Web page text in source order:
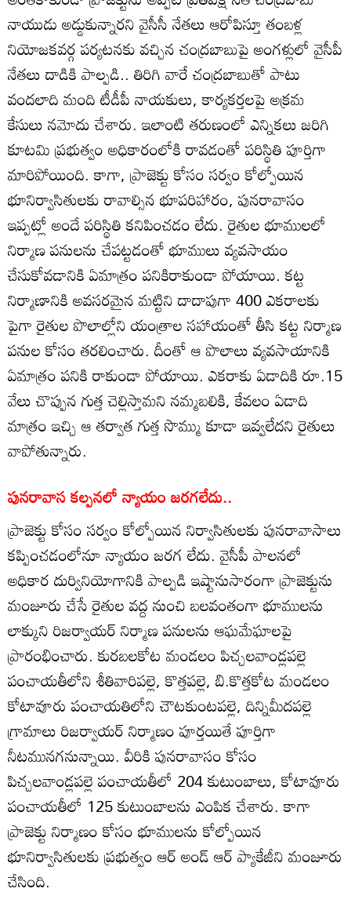
నాయుడు అడ్డుకున్నారని వైసీసీ నేతలు ఆరోపిస్తూ తంబళ్ల
నియోజకవర్గ పర్యటనకు వచ్చిన చంద్రబాబుపై అంగళ్లులో వైసీపీ
నేతలు దాడికి పాల్పడి.. తిరిగి వారే చంద్రబాబుతో పాటు
వందలాది మంది టీడీపీ నాయకులు, కార్యకర్తలపై అక్రమ
కేసులు నమోదు చేశారు. ఇలాంటి తరుణంలో ఎన్నికలు జరిగి
కూటమి ప్రభుత్వం అధికారంలోకి రావడంతో పరిస్థితి పూర్తిగా
మారిపోయింది. కాగా, ప్రాజెక్టు కోసం సర్వం కోల్పోయిన
భూనిర్వాసితులకు రావాల్సిన భూపరిహారం, పునరావాసం
ఇప్పట్లో అందే పరిస్థితి కనిపించడం లేదు. రైతుల భూములలో
నిర్మాణ పనులను చేపట్టడంతో భూములు వ్యవసాయం
చేసుకోవడానికి ఏమాత్రం పనికిరాకుండా పోయాయి. కట్ట
నిర్మాణానికి అవసరమైన మట్టిని దాదాపుగా 400 ఎకరాలకు
పైగా రైతుల పొలాల్లోని యంత్రాల సహాయంతో తీసి కట్ట నిర్మాణ
పనుల కోసం తరలించారు. దీంతో ఆ పొలాలు వ్యవసాయానికి
ఏమాత్రం పనికి రాకుండా పోయాయి. ఎకరాకు ఏడాదికి రూ.15
వేలు చొప్పున గుత్త చెల్లిస్తామని నమ్మబలికి, కేవలం ఏడాది
మాత్రం ఇచ్చి ఆ తర్వాత గుత్త సొమ్ము కూడా ఇవ్వలేదని రైతులు
వాపోతున్నారు.
పునరావాస కల్పనలో న్యాయం జరగలేదు..
ప్రాజెక్టు కోసం సర్వం కోల్పోయిన నిర్వాసితులకు పునరావాసాలు
కప్పించడంలోనూ న్యాయం జరగ లేదు. వైసీపీ పాలనలో
అధికార దుర్వినియోగానికి పాల్పడి ఇష్టానుసారంగా ప్రాజెక్టును
మంజూరు చేసే రైతుల వద్ద నుంచి బలవంతంగా భూములను
లాక్కుని రిజర్వాయర్ నిర్మాణ పనులను ఆఘమేఘాలపై
ప్రారంభించారు. కురబలకోట మండలం పిచ్చలవాండ్లపల్లె
పంచాయతీలోని శీతివారిపల్లె, కొత్తపల్లె, బి.కొత్తకోట మండలం
కోటావూరు పంచాయతిలోని చౌటకుంటపల్లె, దిన్నిమీదపల్లె
గ్రామాలు రిజర్వాయర్ నిర్మాణం పూర్తయితే పూర్తిగా
నీటమునగనున్నాయి. వీరికి పునరావాసం కోసం
పిచ్చలవాండ్లపల్లె పంచాయతీలో 204 కుటుంబాలు, కోటావూరు
పంచాయతీలో 125 కుటుంబాలను ఎంపిక చేశారు. కాగా
ప్రాజెక్టు నిర్మాణం కోసం భూములను కోల్పోయిన
భూనిర్వాసితులకు ప్రభుత్వం ఆర్ అండ్ ఆర్ ప్యాకేజీని మంజూరు
చేసింది.